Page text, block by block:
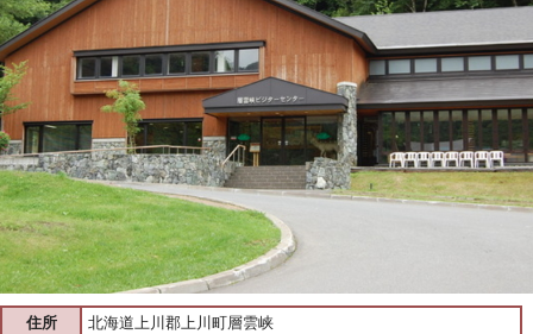
住所
北海道上川郡上川町層雲峡